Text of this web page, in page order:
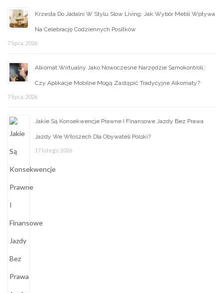
Krzesła Do Jadalni W Stylu Slow Living: Jak Wybór Mebli Wpływa
Na Celebrację Codziennych Posiłków
7 lipca, 2026
Alkomat Wirtualny Jako Nowoczesne Narzędzie Samokontroli:
Czy Aplikacje Mobilne Mogą Zastąpić Tradycyjne Alkomaty?
7 lipca, 2026
Jakie Są Konsekwencje Prawne I Finansowe Jazdy Bez Prawa
Jazdy We Włoszech Dla Obywateli Polski?
17 lutego, 2026